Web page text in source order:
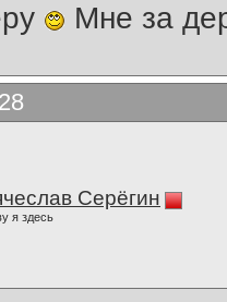
Мне за
Серёгин
я здесь